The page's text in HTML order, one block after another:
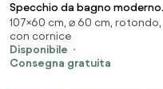
Specchio da bagno moderno
nero con LED e dimmer touch -
Pien
107×60 cm, ⌀ 60 cm, rotondo,
con cornice
Disponibile
Consegna gratuita